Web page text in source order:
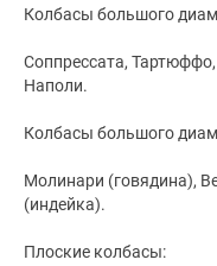
Колбасы большого
Соппрессата,
Наполи.
Колбасы большого
Молинари (говядина),
(индейка).
Плоские колбасы: